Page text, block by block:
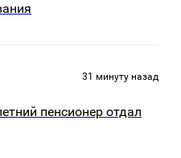
31 минуту назад
пенсионер отдал